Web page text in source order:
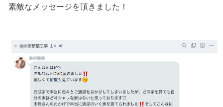
素敵なメッセージを頂きました！